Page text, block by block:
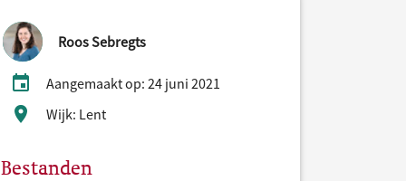
Roos Sebregts
Aangemaakt op: 24 juni 2021
Wijk: Lent
Bestanden